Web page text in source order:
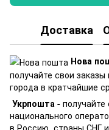
Доставка
Нова
получайте свои
города в кратчайшие
Укрпошта -
национального
в Россию, страны СНГ